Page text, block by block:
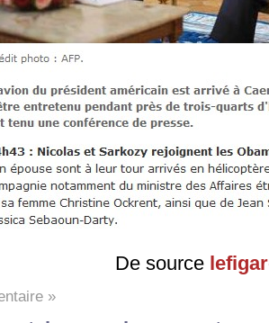
De source
»